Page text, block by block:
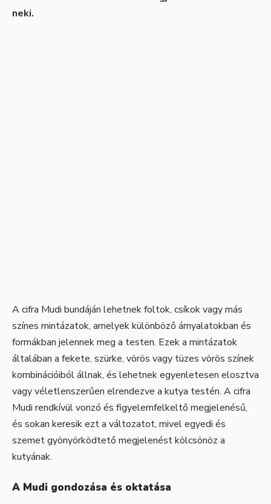
neki.
A cifra Mudi bundáján lehetnek foltok, csíkok vagy más
színes mintázatok, amelyek különböző árnyalatokban és
formákban jelennek meg a testen. Ezek a mintázatok
általában a fekete, szürke, vörös vagy tüzes vörös színek
kombinációiból állnak, és lehetnek egyenletesen elosztva
vagy véletlenszerűen elrendezve a kutya testén. A cifra
Mudi rendkívül vonzó és figyelemfelkeltő megjelenésű,
és sokan keresik ezt a változatot, mivel egyedi és
szemet gyönyörködtető megjelenést kölcsönöz a
kutyának.
A Mudi gondozása és oktatása